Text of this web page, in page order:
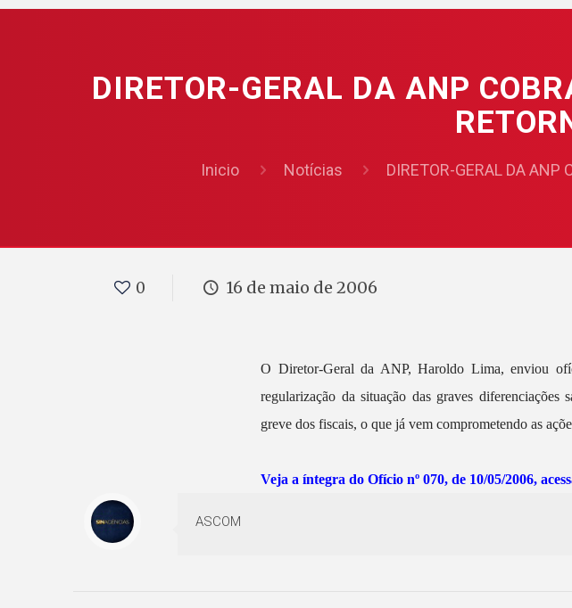
DIRETOR-GERAL DA ANP
Inicio Notícias DIRETOR-GERAL DA ANP
0 16 de maio de 2006
O Diretor-Geral da ANP, Haroldo Lima, enviou
regularização da situação das graves diferenciações
greve dos fiscais, o que já vem comprometendo as
Veja a íntegra do Ofício nº 070, de 10/05/2006,
ASCOM